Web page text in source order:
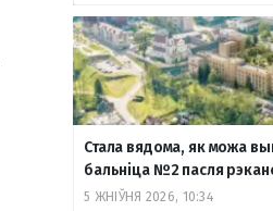
Стала вядома, як можа
бальніца №2 пасля
5 ЖНІЎНЯ 2026, 10:34